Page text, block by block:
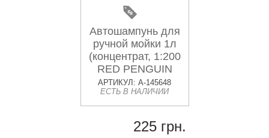
Автошампунь для
ручной мойки 1л
(концентрат, 1:200
RED PENGUIN
ХАДО
АРТИКУЛ: A-145648
ЕСТЬ В НАЛИЧИИ
225 грн.